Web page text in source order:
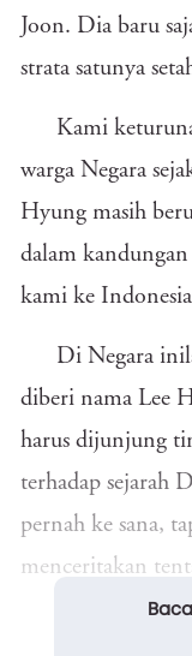
Joon. Dia baru
strata satunya
Kami
warga Negara
Hyung masih
dalam
kami ke
Di Negara
diberi nama Lee
harus dijunjung
terhadap sejarah
pernah ke sana,
menceritakan
Lee Joon